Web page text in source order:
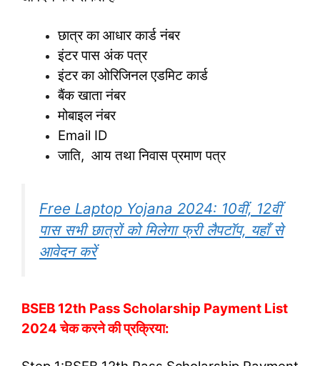
छात्र का आधार कार्ड नंबर
इंटर पास अंक पत्र
इंटर का ओरिजिनल एडमिट कार्ड
बैंक खाता नंबर
मोबाइल नंबर
Email ID
जाति, आय तथा निवास प्रमाण पत्र
Free Laptop Yojana 2024: 10वीं, 12वीं
पास सभी छात्रों को मिलेगा फ्री लैपटॉप, यहाँ से
आवेदन करें
BSEB 12th Pass Scholarship Payment List
2024 चेक करने की प्रक्रिया: